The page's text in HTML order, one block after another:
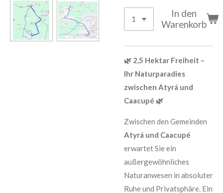
In den
Warenkorb
🌿 2,5 Hektar Freiheit –
Ihr Naturparadies
zwischen Atyrá und
Caacupé 🌿
Zwischen den Gemeinden
Atyrá und Caacupé
erwartet Sie ein
außergewöhnliches
Naturanwesen in absoluter
Ruhe und Privatsphäre. Ein